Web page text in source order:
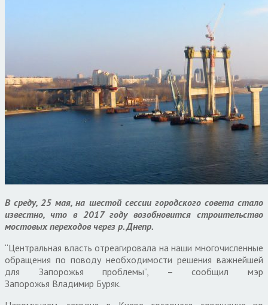
В среду, 25 мая, на шестой сессии городского совета стало
известно, что в 2017 году возобновится строительство
мостовых переходов через р. Днепр.
“Центральная власть отреагировала на наши многочисленные
обращения по поводу необходимости решения важнейшей
для Запорожья проблемы”, – сообщил мэр
Запорожья Владимир Буряк.